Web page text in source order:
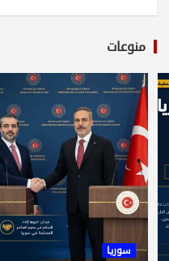
منوعات
سوريا